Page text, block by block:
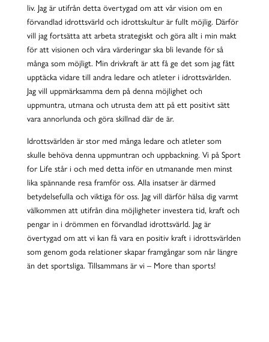
liv. Jag är utifrån detta övertygad om att vår vision om en
förvandlad idrottsvärld och idrottskultur är fullt möjlig. Därför
vill jag fortsätta att arbeta strategiskt och göra allt i min makt
för att visionen och våra värderingar ska bli levande för så
många som möjligt. Min drivkraft är att få ge det som jag fått
upptäcka vidare till andra ledare och atleter i idrottsvärlden.
Jag vill uppmärksamma dem på denna möjlighet och
uppmuntra, utmana och utrusta dem att på ett positivt sätt
vara annorlunda och göra skillnad där de är.
Idrottsvärlden är stor med många ledare och atleter som
skulle behöva denna uppmuntran och uppbackning. Vi på Sport
for Life står i och med detta inför en utmanande men minst
lika spännande resa framför oss. Alla insatser är därmed
betydelsefulla och viktiga för oss. Jag vill därför hälsa dig varmt
välkommen att utifrån dina möjligheter investera tid, kraft och
pengar in i drömmen en förvandlad idrottsvärld. Jag är
övertygad om att vi kan få vara en positiv kraft i idrottsvärlden
som genom goda relationer skapar framgångar som når längre
än det sportsliga. Tillsammans är vi – More than sports!